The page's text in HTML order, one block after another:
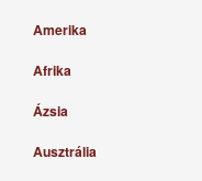
Amerika
Afrika
Ázsia
Ausztrália